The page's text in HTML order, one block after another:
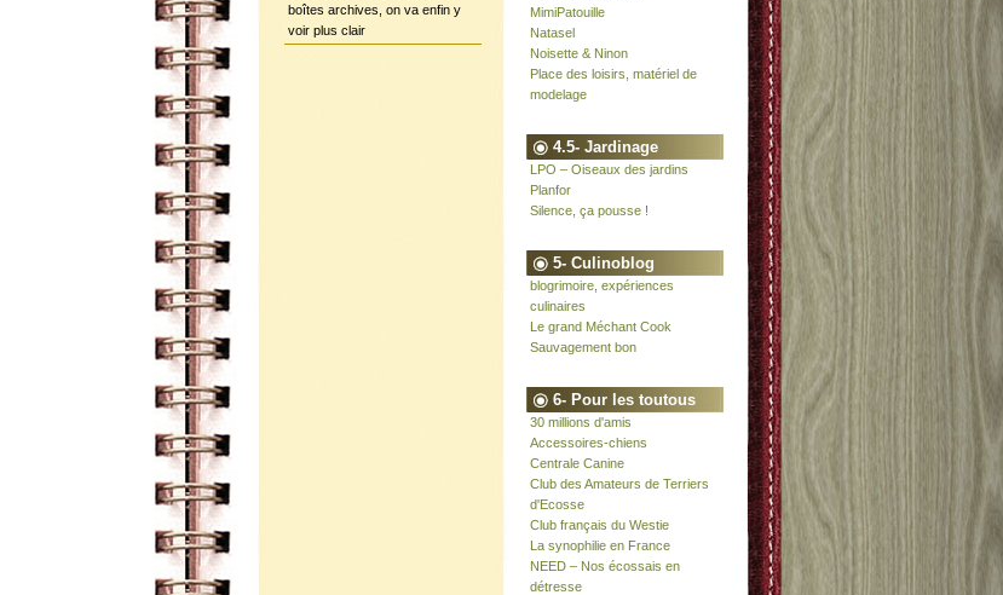
boîtes archives, on va enfin y
voir plus clair
MimiPatouille
Natasel
Noisette & Ninon
Place des loisirs, matériel de
modelage
4.5- Jardinage
LPO – Oiseaux des jardins
Planfor
Silence, ça pousse !
5- Culinoblog
blogrimoire, expériences
culinaires
Le grand Méchant Cook
Sauvagement bon
6- Pour les toutous
30 millions d'amis
Accessoires-chiens
Centrale Canine
Club des Amateurs de Terriers
d'Ecosse
Club français du Westie
La synophilie en France
NEED – Nos écossais en
détresse